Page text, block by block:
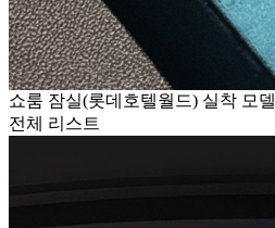
쇼룸 잠실(롯데호텔월드) 실착 모델
전체 리스트